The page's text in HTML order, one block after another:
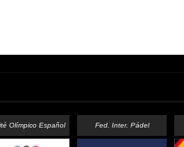
Olímpico Español Fed. Inter. Pádel